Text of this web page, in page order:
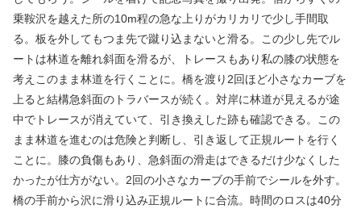
乗鞍沢を越えた所の10m程の急な上りがカリカリで少し手間取
る。板を外してもつま先で蹴り込まないと滑る。この少し先でル
ートは林道を離れ斜面を滑るが、トレースもあり私の膝の状態を
考えこのまま林道を行くことに。橋を渡り2回ほど小さなカーブを
上ると結構急斜面のトラバースが続く。対岸に林道が見えるが途
中でトレースが消えていて、引き換えした跡も確認できる。この
まま林道を進むのは危険と判断し、引き返して正規ルートを行く
ことに。膝の負傷もあり、急斜面の滑走はできるだけ少なくした
かったが仕方がない。2回の小さなカーブの手前でシールを外す。
橋の手前から沢に滑り込み正規ルートに合流。時間のロスは40分